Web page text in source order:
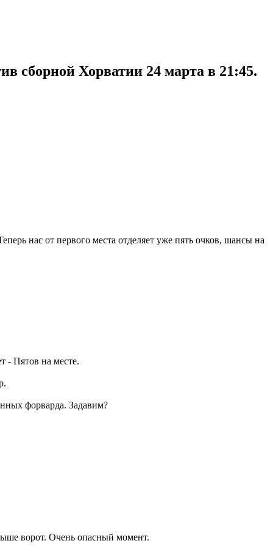
сборной Хорватии 24 марта в 21:45.
нас от первого места отделяет уже пять очков, шансы на
- Пятов на месте.
форварда. Задавим?
ворот. Очень опасный момент.